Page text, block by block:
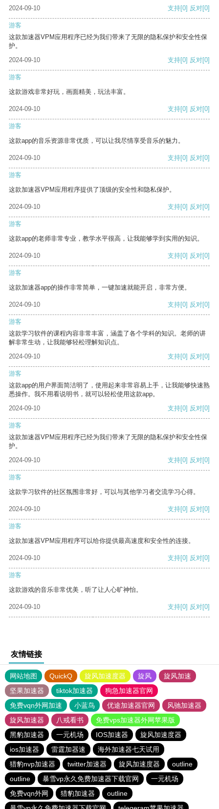
2024-09-10
支持[0] 反对[0]
游客
这款加速器VPM应用程序已经为我们带来了无限的隐私保护和安全性保
护。
2024-09-10
支持[0] 反对[0]
游客
这款游戏非常好玩，画面精美，玩法丰富。
2024-09-10 支持[0] 反对[0]
游客
这款app的音乐资源非常优质，可以让我尽情享受音乐的魅力。
2024-09-10 支持[0] 反对[0]
游客
这款加速器VPM应用程序提供了顶级的安全性和隐私保护。
2024-09-10 支持[0] 反对[0]
游客
这款app的老师非常专业，教学水平很高，让我能够学到实用的知识。
2024-09-10 支持[0] 反对[0]
游客
这款加速器app的操作非常简单，一键加速就能开启，非常方便。
2024-09-10 支持[0] 反对[0]
游客
这款学习软件的课程内容非常丰富，涵盖了各个学科的知识。老师的讲
解非常生动，让我能够轻松理解知识点。
2024-09-10
支持[0] 反对[0]
游客
这款app的用户界面简洁明了，使用起来非常容易上手，让我能够快速熟
悉操作。我不用看说明书，就可以轻松使用这款app。
2024-09-10
支持[0] 反对[0]
游客
这款加速器VPM应用程序已经为我们带来了无限的隐私保护和安全性保
护。
2024-09-10
支持[0] 反对[0]
游客
这款学习软件的社区氛围非常好，可以与其他学习者交流学习心得。
2024-09-10 支持[0] 反对[0]
游客
这款加速器VPM应用程序可以给你提供最高速度和安全性的连接。
2024-09-10 支持[0] 反对[0]
游客
这款游戏的音乐非常优美，听了让人心旷神怡。
2024-09-10 支持[0] 反对[0]
友情链接
网站地图 QuickQ 旋风加速度器 旋风
旋风加速
坚果加速器
tiktok加速器
狗急加速器官网
免费vqn外网加速
小蓝鸟 优途加速器官网
风驰加速器
旋风加速器
八戒看书
免费vps加速器外网苹果版
黑豹加速器
一元机场 IOS加速器
旋风加速度器
ios加速器
雷霆加器速
海外加速器七天试用
猎豹nvp加速器
twitter加速器 旋风加速度器
outline
outline
暴雪vp永久免费加速器下载官网
一元机场
免费vqn外网
猎豹加速器
outline